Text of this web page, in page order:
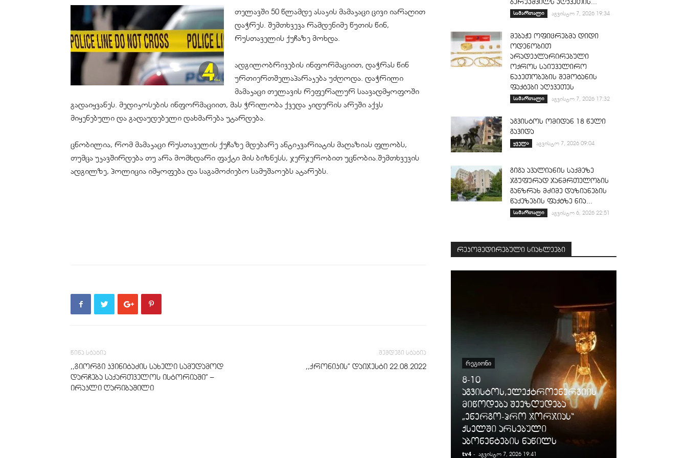
თელავში 50 წლამდე ასაკის მამაკაცი ცივი იარაღით
დაჭრეს. შემთხვევა რამდენიმე წუთის წინ,
რუსთაველის ქუჩაზე მოხდა.
ადგილობრივების ინფორმაციით, დაჭრას წინ
ურთიერთშელაპარაკება უძღოდა. დაჭრილი
მამაკაცი თელავის რეფერალურ საავადმყოფოში
გადაიყვანეს. მედიკოსების ინფორმაციით, მას ჭრილობა ქვედა კიდურის არეში აქვს
მიყენებული და გადაუდებელი დახმარება უტარდება.
ცნობილია, რომ მამაკაცი რუსთაველის ქუჩაზე მდებარე ანტიკვარიატის მაღაზიას ფლობს,
თუმცა უკავშირდება თუ არა მომხდარი ფაქტი მის ბიზნესს, ჯერჯერობით უცნობია.შემთხვევის
ადგილზე, პოლიცია იმყოფება და საგამოძიებო სამუშაოებს ატარებს.
წინა სტატია
,,გიორგი კვინიტაძის სახელი სამუდამოდ
დარჩება საქართველოს ისტორიაში” –
ირაკლი ღარიბაშილი
შემდეგი სტატია
,,ქრონიკის” დაიჯესტი 22.08.2022
ბერუაშვილს აღკვეთის...
სამართალი აგვისტო 7, 2026 19:34
მებაჟე ოფიცრებმა დიდი
ოდენობით
არადეკლარირებული
ოქროს საიუველირო
ნაკეთობების შემოტანის
ფაქტები აღკვეთეს
სამართალი აგვისტო 7, 2026 17:32
აგვისტოს ომიდან 18 წელი
გავიდა
ყველა აგვისტო 7, 2026 09:04
გიგა ავალიანის საქმეზე
ჯგუფურად ჯანმრთელობის
განზრახ მძიმე დაზიანების
წაქეზების ფაქტზე ნია...
სამართალი აგვისტო 6, 2026 22:51
რეკომედირებული სიახლეები
ᲠᲔᲒᲘᲝᲜᲘ
8-10
აგვისტოს,ელექტროენერგიის
მიწოდება შეეზღუდება
„ენერგო-პრო ჯორჯიას“
ქსელში არსებული
აბონენტების ნაწილს
tv4 - აგვისტო 7, 2026 19:41